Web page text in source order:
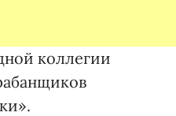
коллегии